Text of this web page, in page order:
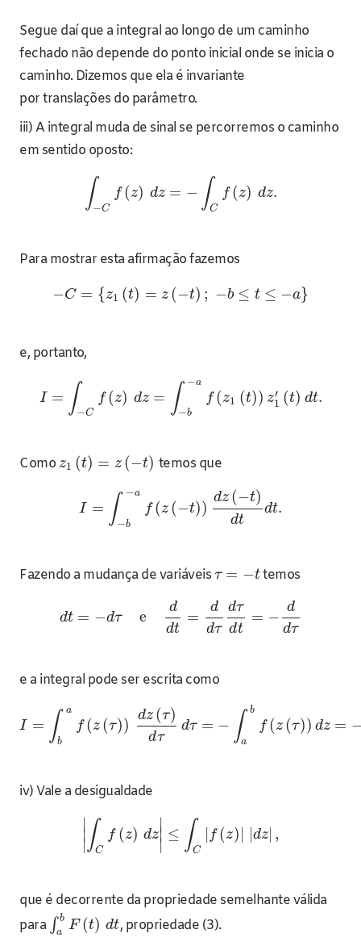
Segue daí que a integral ao longo de um caminho
fechado não depende do ponto inicial onde se inicia o
caminho. Dizemos que ela é invariante
por translações do parâmetro.
iii) A integral muda de sinal se percorremos o caminho
em sentido oposto:
∫−C
f (z) dz = − ∫C
f (z) dz.
Para mostrar esta afirmação fazemos
−C = {z1 (t) = z (−t) ; −b ≤ t ≤ −a}
e, portanto,
I = ∫−C
f (z) dz = ∫ −a
−b
f (z1 (t)) z′
1 (t) dt.
Como z1 (t) = z (−t) temos que
I = ∫ −a
−b
f (z (−t))
dz (−t)
dt
dt.
Fazendo a mudança de variáveis τ = −ttemos
dt = −dτ e
d
dt
=
d
dτ
dτ
dt
= −
d
dτ
e a integral pode ser escrita como
I = ∫ a
b
f (z (τ))
dz (τ)
dτ
dτ = − ∫ b
a
f (z (τ)) dz =
iv) Vale a desigualdade
∣
∣
∣ ∫C
f (z) dz
∣
∣
∣ ≤ ∫C
f (z) dz ,
que é decorrente da propriedade semelhante válida
para ∫ b
a
F (t) dt, propriedade (3).